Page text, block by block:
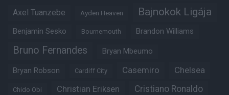
Axel Tuanzebe Ayden Heaven Bajnokok Ligája
Benjamin Sesko Bournemouth Brandon Williams
Bruno Fernandes Bryan Mbeumo
Bryan Robson Cardiff City Casemiro Chelsea
Chido Obi Christian Eriksen Cristiano Ronaldo